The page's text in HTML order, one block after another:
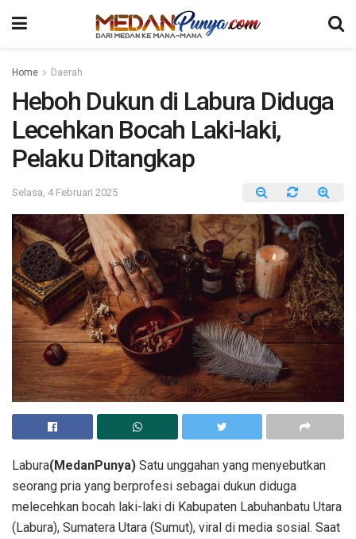
Home Daerah
Heboh Dukun di Labura Diduga
Lecehkan Bocah Laki-laki,
Pelaku Ditangkap
Selasa, 4 Februari 2025
Labura(MedanPunya) Satu unggahan yang menyebutkan
seorang pria yang berprofesi sebagai dukun diduga
melecehkan bocah laki-laki di Kabupaten Labuhanbatu Utara
(Labura), Sumatera Utara (Sumut), viral di media sosial. Saat